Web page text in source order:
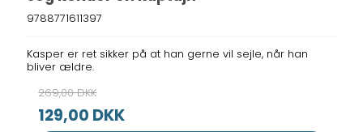
9788771611397
Kasper er ret sikker på at han gerne vil sejle, når han
bliver ældre.
269,00 DKK
129,00 DKK